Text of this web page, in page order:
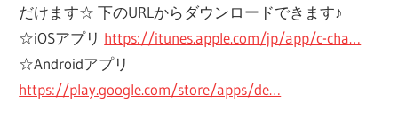
だけます☆ 下のURLからダウンロードできます♪
☆iOSアプリ https://itunes.apple.com/jp/app/c-cha…
☆Androidアプリ
https://play.google.com/store/apps/de…